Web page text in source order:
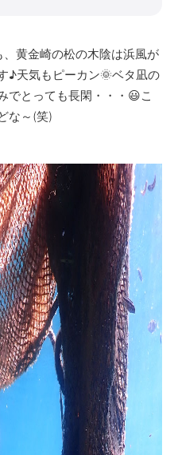
黄金崎の松の木陰は浜風が
♪天気もピーカン🌞ベタ凪の
でとっても長閑・・・😃こ
な～(笑)